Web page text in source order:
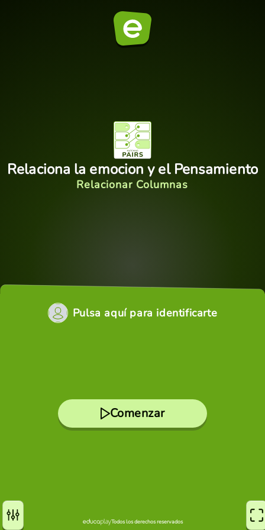
Relaciona la emocion y el Pensamiento
Relacionar Columnas
Pulsa aquí para identificarte
Comenzar
Todos los derechos reservados